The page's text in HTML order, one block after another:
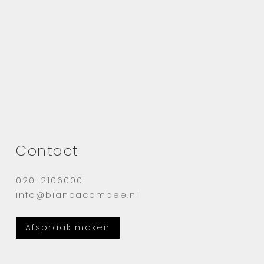
Contact
020-2106000
info@biancacombee.nl
Afspraak maken